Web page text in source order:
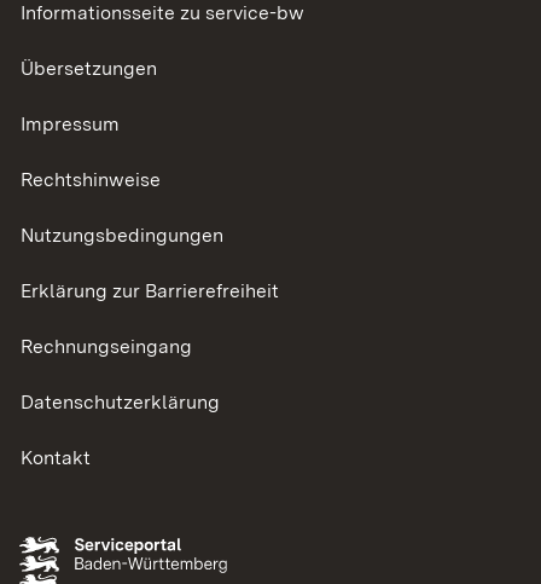
Informationsseite zu service-bw
Übersetzungen
Impressum
Rechtshinweise
Nutzungsbedingungen
Erklärung zur Barrierefreiheit
Rechnungseingang
Datenschutzerklärung
Kontakt